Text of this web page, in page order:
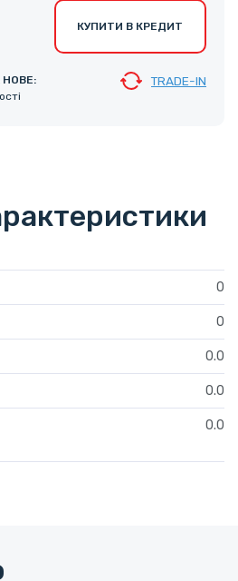
КУПИТИ В КРЕДИТ
НОВЕ:
TRADE-IN
0
0
0.0
0.0
0.0